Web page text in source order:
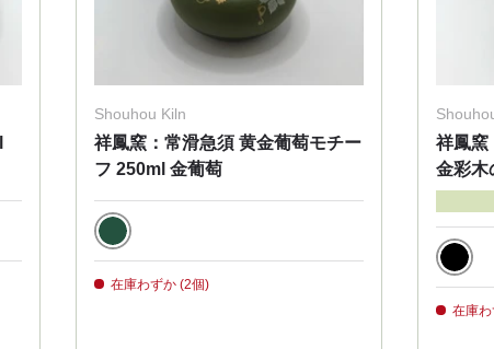
Shouhou Kiln
祥鳳窯：常滑急須 黄金葡萄モチー
フ 250ml 金葡萄
Green
在庫わずか (2個)
祥鳳窯
金彩木
Black
在庫